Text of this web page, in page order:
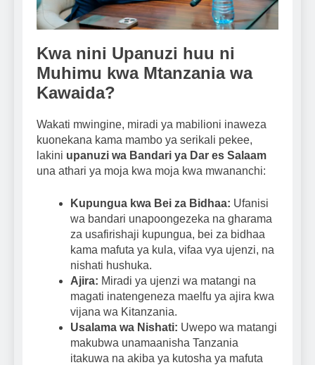
Kwa nini Upanuzi huu ni
Muhimu kwa Mtanzania wa
Kawaida?
Wakati mwingine, miradi ya mabilioni inaweza
kuonekana kama mambo ya serikali pekee,
lakini upanuzi wa Bandari ya Dar es Salaam
una athari ya moja kwa moja kwa mwananchi:
Kupungua kwa Bei za Bidhaa: Ufanisi
wa bandari unapoongezeka na gharama
za usafirishaji kupungua, bei za bidhaa
kama mafuta ya kula, vifaa vya ujenzi, na
nishati hushuka.
Ajira: Miradi ya ujenzi wa matangi na
magati inatengeneza maelfu ya ajira kwa
vijana wa Kitanzania.
Usalama wa Nishati: Uwepo wa matangi
makubwa unamaanisha Tanzania
itakuwa na akiba ya kutosha ya mafuta